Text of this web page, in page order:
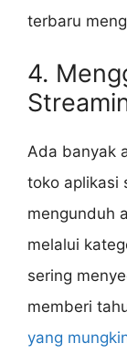
terbaru
4.
Ada banyak
toko aplikasi
mengunduh
melalui
sering
memberi
yang